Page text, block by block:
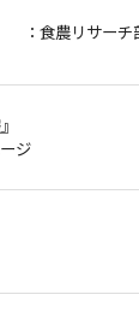
：食農リサー
ジ